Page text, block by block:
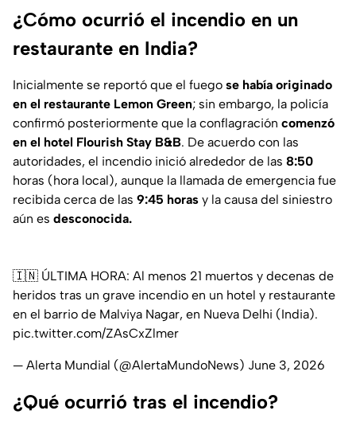
¿Cómo ocurrió el incendio en un
restaurante en India?
Inicialmente se reportó que el fuego se había originado
en el restaurante Lemon Green; sin embargo, la policía
confirmó posteriormente que la conflagración comenzó
en el hotel Flourish Stay B&B. De acuerdo con las
autoridades, el incendio inició alrededor de las 8:50
horas (hora local), aunque la llamada de emergencia fue
recibida cerca de las 9:45 horas y la causa del siniestro
aún es desconocida.
🇮🇳 ÚLTIMA HORA: Al menos 21 muertos y decenas de
heridos tras un grave incendio en un hotel y restaurante
en el barrio de Malviya Nagar, en Nueva Delhi (India).
pic.twitter.com/ZAsCxZlmer
— Alerta Mundial (@AlertaMundoNews) June 3, 2026
¿Qué ocurrió tras el incendio?